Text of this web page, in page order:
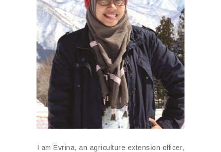
I am Evrina, an agriculture extension officer,